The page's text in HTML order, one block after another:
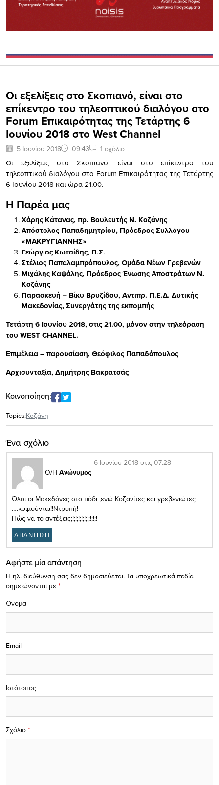
Οι εξελίξεις στο Σκοπιανό, είναι στο
επίκεντρο του τηλεοπτικού διαλόγου στο
Forum Επικαιρότητας της Τετάρτης 6
Ιουνίου 2018 στο West Channel
5 Ιουνίου 2018 09:43 1 σχόλιο
Οι εξελίξεις στο Σκοπιανό, είναι στο επίκεντρο του
τηλεοπτικού διαλόγου στο Forum Επικαιρότητας της Τετάρτης
6 Ιουνίου 2018 και ώρα 21.00.
Η Παρέα μας
Χάρης Κάτανας, πρ. Βουλευτής Ν. Κοζάνης
Απόστολος Παπαδημητρίου, Πρόεδρος Συλλόγου
«ΜΑΚΡΥΓΙΑΝΝΗΣ»
Γεώργιος Κωτσίδης, Π.Σ.
Στέλιος Παπαλαμπρόπουλος, Ομάδα Νέων Γρεβενών
Μιχάλης Καψάλης, Πρόεδρος Ένωσης Αποστράτων Ν.
Κοζάνης
Παρασκευή – Βίκυ Βρυζίδου, Αντιπρ. Π.Ε.Δ. Δυτικής
Μακεδονίας, Συνεργάτης της εκπομπής
Τετάρτη 6 Ιουνίου 2018, στις 21.00, μόνον στην τηλεόραση
τουWESTCHANNEL.
Επιμέλεια – παρουσίαση, Θεόφιλος Παπαδόπουλος
Αρχισυνταξία, Δημήτρης Βακρατσάς
Κοινοποίηση:
Topics:Κοζάνη
Ένα σχόλιο
Ο/Η Ανώνυμος
6 Ιουνίου 2018 στις 07:28
Όλοι οι Μακεδόνες στο πόδι ,ενώ Κοζανίτες και γρεβενιώτες
….κοιμούνται!!Ντροπή!
Πώς να το αντέξεις;!;!;!;!;!;!;!;!;!
ΑΠΑΝΤΗΣΗ
Αφήστε μία απάντηση
Η ηλ. διεύθυνση σας δεν δημοσιεύεται. Τα υποχρεωτικά πεδία
σημειώνονται με *
Σχόλιο *
Όνομα
Email
Ιστότοπος